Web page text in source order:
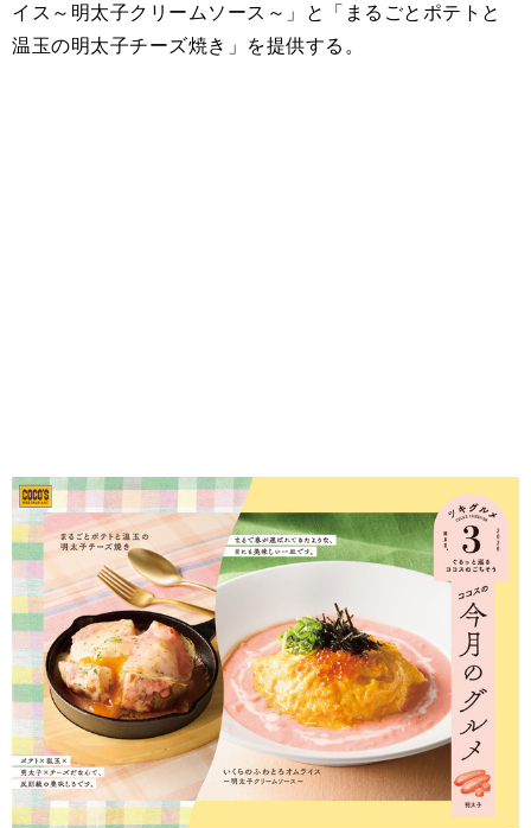
イス～明太子クリームソース～」と「まるごとポテトと
温玉の明太子チーズ焼き」を提供する。